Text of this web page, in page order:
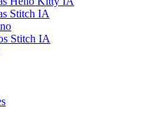
Stitch IA
Stitch IA